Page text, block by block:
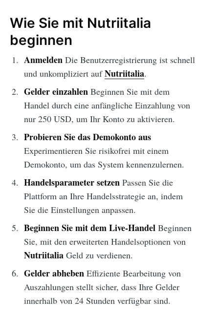
Wie Sie mit Nutriitalia
beginnen
AnmeldenDie Benutzerregistrierung ist schnell
und unkompliziert aufNutriitalia.
Gelder einzahlenBeginnen Sie mit dem
Handel durch eine anfängliche Einzahlung von
nur 250 USD, um Ihr Konto zu aktivieren.
Probieren Sie das Demokonto aus
Experimentieren Sie risikofrei mit einem
Demokonto, um das System kennenzulernen.
Handelsparameter setzenPassen Sie die
Plattform an Ihre Handelsstrategie an, indem
Sie die Einstellungen anpassen.
Beginnen Sie mit dem Live-HandelBeginnen
Sie, mit den erweiterten Handelsoptionen von
NutriitaliaGeld zu verdienen.
Gelder abhebenEffiziente Bearbeitung von
Auszahlungen stellt sicher, dass Ihre Gelder
innerhalb von 24 Stunden verfügbar sind.